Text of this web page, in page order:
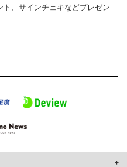
ト、サインチェキなどプレゼン